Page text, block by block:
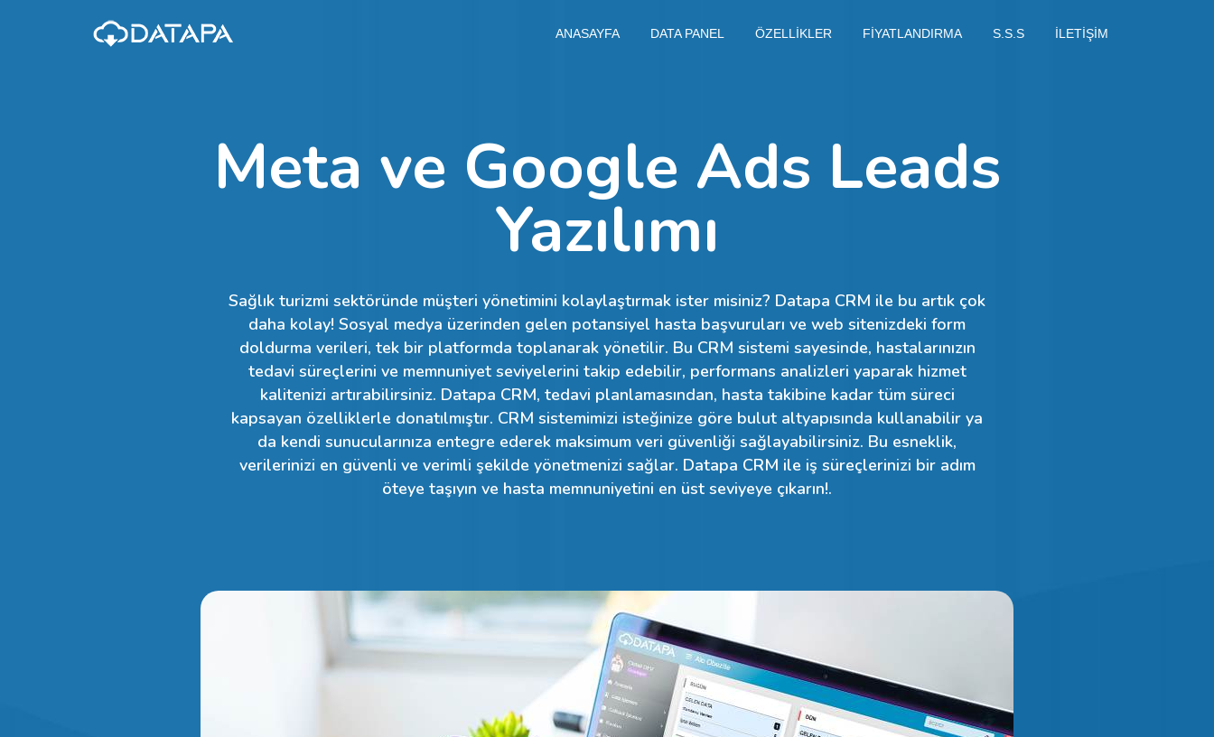
ANASAYFA DATA PANEL ÖZELLİKLER FİYATLANDIRMA S.S.S İLETİŞİM
Meta ve Google Ads Leads
Yazılımı
Sağlık turizmi sektöründe müşteri yönetimini kolaylaştırmak ister misiniz? Datapa CRM ile bu artık çok
daha kolay! Sosyal medya üzerinden gelen potansiyel hasta başvuruları ve web sitenizdeki form
doldurma verileri, tek bir platformda toplanarak yönetilir. Bu CRM sistemi sayesinde, hastalarınızın
tedavi süreçlerini ve memnuniyet seviyelerini takip edebilir, performans analizleri yaparak hizmet
kalitenizi artırabilirsiniz. Datapa CRM, tedavi planlamasından, hasta takibine kadar tüm süreci
kapsayan özelliklerle donatılmıştır. CRM sistemimizi isteğinize göre bulut altyapısında kullanabilir ya
da kendi sunucularınıza entegre ederek maksimum veri güvenliği sağlayabilirsiniz. Bu esneklik,
verilerinizi en güvenli ve verimli şekilde yönetmenizi sağlar. Datapa CRM ile iş süreçlerinizi bir adım
öteye taşıyın ve hasta memnuniyetini en üst seviyeye çıkarın!.